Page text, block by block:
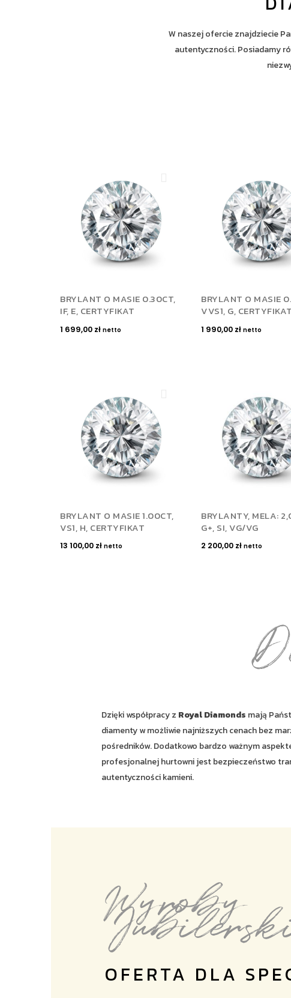
W naszej ofercie znajdziecie
autentyczności. Posiadamy
BRYLANT O MASIE 0.30CT,
IF, E, CERTYFIKAT
1 699,00 zł netto
BRYLANT O MASIE
VVS1, G, CERTYFIKAT
1 990,00 zł netto
BRYLANT O MASIE 1.00CT,
VS1, H, CERTYFIKAT
13 100,00 zł netto
BRYLANTY, MELA:
G+, SI, VG/VG
2 200,00 zł netto
Dzięki współpracy z Royal Diamonds mają
diamenty w możliwie najniższych cenach bez
pośredników. Dodatkowo bardzo ważnym
profesjonalnej hurtowni jest bezpieczeństwo
autentyczności kamieni.
Wyroby
OFERTA DLA